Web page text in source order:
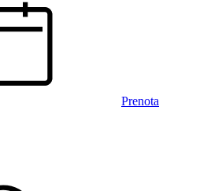
Prenota